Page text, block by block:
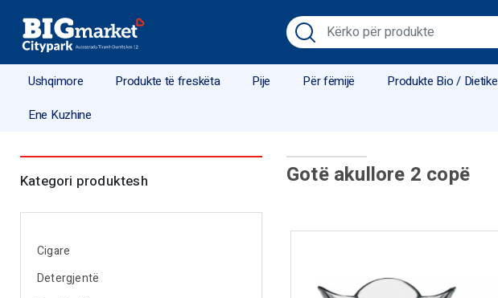
Ushqimore Produkte të freskëta Pije Për fëmijë Produkte Bio / Dietike
Ene Kuzhine
Kategori produktesh
Cigare
Detergjentë
Gotë akullore 2 copë